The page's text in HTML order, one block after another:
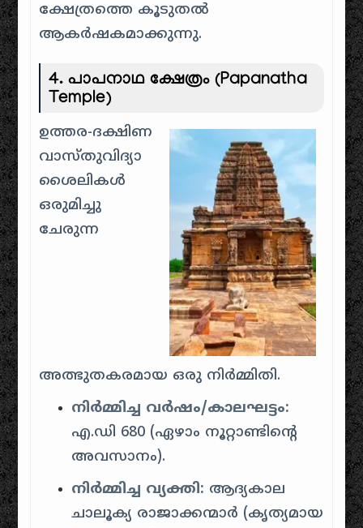
ക്ഷേത്രത്തെ കൂടുതൽ
ആകർഷകമാക്കുന്നു.
4.പാപനാഥ ക്ഷേത്രം (Papanatha
Temple)
ഉത്തര-ദക്ഷിണ
വാസ്തുവിദ്യാ
ശൈലികൾ
ഒരുമിച്ചു
ചേരുന്ന
അത്ഭുതകരമായ ഒരു നിർമ്മിതി.
നിർമ്മിച്ച വർഷം/കാലഘട്ടം:
എ.ഡി 680 (ഏഴാം നൂറ്റാണ്ടിന്റെ
അവസാനം).
നിർമ്മിച്ച വ്യക്തി: ആദ്യകാല
ചാലൂക്യ രാജാക്കന്മാർ (കൃത്യമായ